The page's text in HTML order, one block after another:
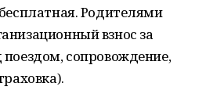
Родителями
взнос за
поездом, сопровождение,